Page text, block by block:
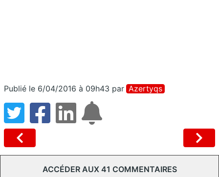
Publié le 6/04/2016 à 09h43 par Azertyqs
ACCÉDER AUX 41 COMMENTAIRES